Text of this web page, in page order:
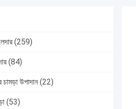
(259)
(84)
চামড়া উপাদান (22)
(53)